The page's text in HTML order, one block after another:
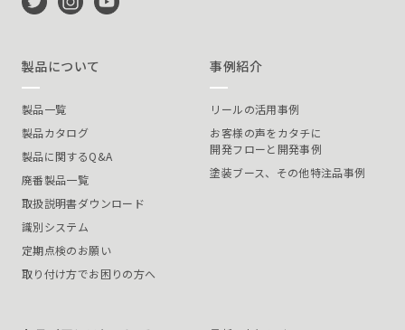
製品について
製品一覧
製品カタログ
製品に関するQ&A
廃番製品一覧
取扱説明書ダウンロード
識別システム
定期点検のお願い
取り付け方でお困りの方へ
事例紹介
リールの活用事例
お客様の声をカタチに
開発フローと開発事例
塗装ブース、その他特注品事例